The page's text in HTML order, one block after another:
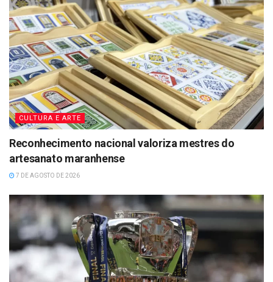
CULTURA E ARTE
Reconhecimento nacional valoriza mestres do
artesanato maranhense
7 DE AGOSTO DE 2026